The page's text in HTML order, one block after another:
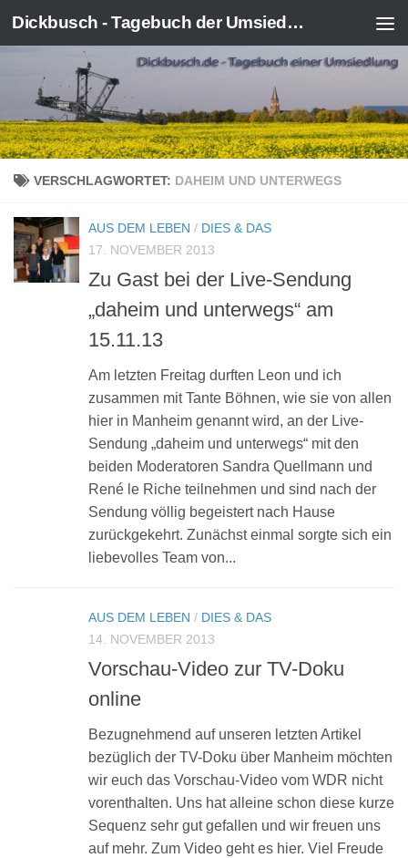
Zum Inhalt springen Dickbusch - Tagebuch der Umsiedlung von Kerpen-Manheim
VERSCHLAGWORTET: DAHEIM UND UNTERWEGS
AUS DEM LEBEN / DIES & DAS
17. NOVEMBER 2013
Zu Gast bei der Live-Sendung
„daheim und unterwegs“ am
15.11.13
Am letzten Freitag durften Leon und ich
zusammen mit Tante Böhnen, wie sie von allen
hier in Manheim genannt wird, an der Live-
Sendung „daheim und unterwegs“ mit den
beiden Moderatoren Sandra Quellmann und
René le Riche teilnehmen und sind nach der
Sendung völlig begeistert nach Hause
zurückgekehrt. Zunächst einmal sorgte sich ein
liebevolles Team von...
AUS DEM LEBEN / DIES & DAS
14. NOVEMBER 2013
Vorschau-Video zur TV-Doku
online
Bezugnehmend auf unseren letzten Artikel
bezüglich der TV-Doku über Manheim möchten
wir euch das Vorschau-Video vom WDR nicht
vorenthalten. Uns hat alleine schon diese kurze
Sequenz sehr gut gefallen und wir freuen uns
auf mehr. Zum Video geht es hier. Viel Freude